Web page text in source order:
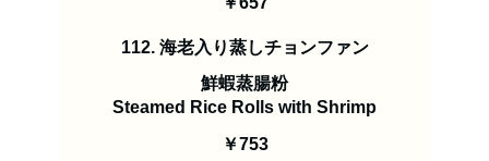
112. 海老入り蒸しチョンファン
鮮蝦蒸腸粉
Steamed Rice Rolls with Shrimp
￥753